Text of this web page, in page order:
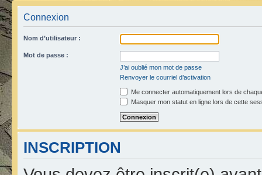
Connexion
Nom d’utilisateur :
Mot de passe :
J’ai oublié mon mot de passe
Renvoyer le courriel d’activation
Me connecter automatiquement lors de
Masquer mon statut en ligne lors de cette
INSCRIPTION